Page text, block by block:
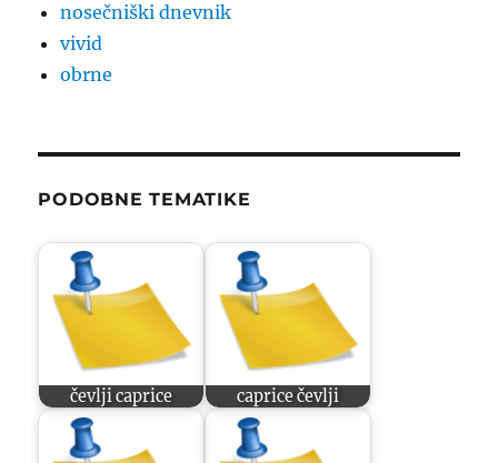
nosečniški dnevnik
vivid
obrne
PODOBNE TEMATIKE
čevlji caprice caprice čevlji